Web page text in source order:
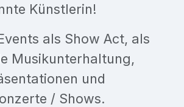
Künstlerin!
als Show Act, als
Musikunterhaltung,
und
/ Shows.